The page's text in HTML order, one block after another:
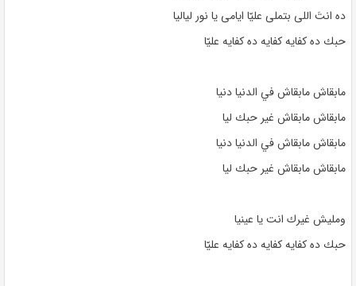
ده انتَ اللى بتملى عليّا ايامى يا نور لياليا
حبك ده كفايه كفايه ده كفايه عليّا
مابقاش مابقاش في الدنيا دنيا
مابقاش مابقاش غير حبك ليا
مابقاش مابقاش في الدنيا دنيا
مابقاش مابقاش غير حبك ليا
ومليش غيرك انت يا عينيا
حبك ده كفايه كفايه ده كفايه عليّا